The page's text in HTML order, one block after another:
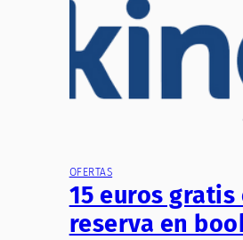
OFERTAS
15 euros gratis
reserva en